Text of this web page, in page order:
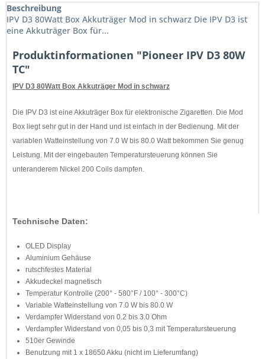
Beschreibung
IPV D3 80Watt Box Akkuträger Mod in schwarz Die IPV D3 ist
eine Akkuträger Box für...
Produktinformationen "Pioneer IPV D3 80W
TC"
IPV D3 80Watt Box Akkuträger Mod in schwarz
Die IPV D3 ist eine Akkuträger Box für elektronische Zigaretten. Die Mod
Box liegt sehr gut in der Hand und ist einfach in der Bedienung. Mit der
variablen Watteinstellung von 7.0 W bis 80.0 Watt bekommen Sie genug
Leistung. Mit der eingebauten Temperatursteuerung können Sie
unteranderem Nickel 200 Coils dampfen.
Technische Daten:
OLED Display
Aluminium Gehäuse
rutschfestes Material
Akkudeckel magnetisch
Temperatur Kontrolle (200° - 580°F / 100° - 300°C)
Variable Watteinstellung von 7.0 W bis 80.0 W
Verdampfer Widerstand von 0.2 bis 3.0 Ohm
Verdampfer Widerstand von 0,05 bis 0,3 mit Temperatursteuerung
510er Gewinde
Benutzung mit 1 x 18650 Akku (nicht im Lieferumfang)